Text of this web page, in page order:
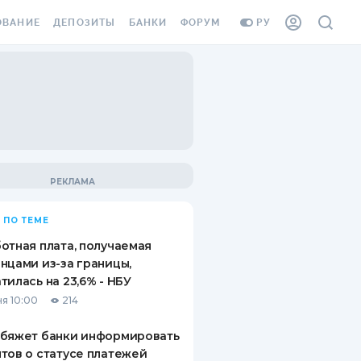
РУ
ВИНЬЕТКА
СОТРУДНИКОВ
ОТ
СЛУЧАЕВ
ДЕПОЗИТЫ
ВОПРОСЫ И ОТВЕТЫ
ПУТЕВОДИТЕЛИ ПО
СБЕРЕЖЕНИЯМ
БАНКИ ФОРУМ
ПО ТЕМЕ
плата, получаемая
из-за границы,
на 23,6% - НБУ
10:00 214
банки информировать
о статусе платежей